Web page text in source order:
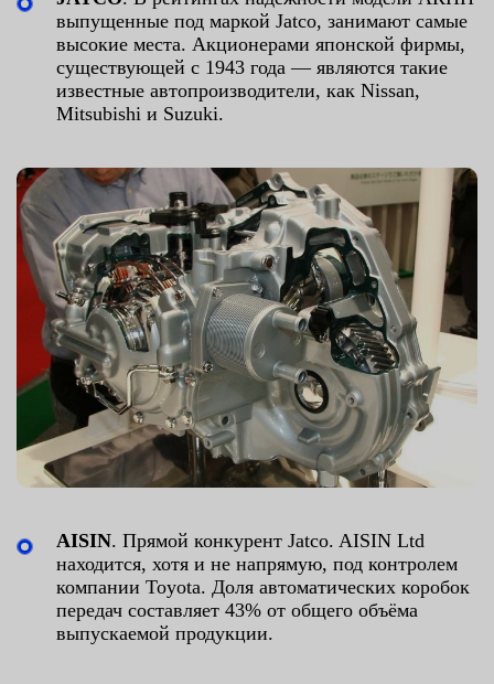
выпущенные под маркой Jatco, занимают самые
высокие места. Акционерами японской фирмы,
существующей с 1943 года — являются такие
известные автопроизводители, как Nissan,
Mitsubishi и Suzuki.
AISIN. Прямой конкурент Jatco. AISIN Ltd
находится, хотя и не напрямую, под контролем
компании Toyota. Доля автоматических коробок
передач составляет 43% от общего объёма
выпускаемой продукции.